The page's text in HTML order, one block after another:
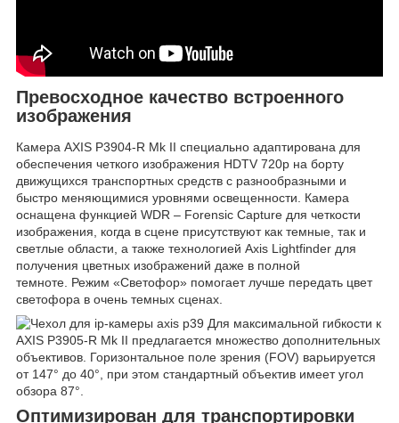
Превосходное качество встроенного
изображения
Камера AXIS P3904-R Mk II специально адаптирована для
обеспечения четкого изображения HDTV 720p на борту
движущихся транспортных средств с разнообразными и
быстро меняющимися уровнями освещенности. Камера
оснащена функцией WDR – Forensic Capture для четкости
изображения, когда в сцене присутствуют как темные, так и
светлые области, а также технологией Axis Lightfinder для
получения цветных изображений даже в полной
темноте. Режим «Светофор» помогает лучше передать цвет
светофора в очень темных сценах.
Для максимальной гибкости к
AXIS P3905-R Mk II предлагается множество дополнительных
объективов. Горизонтальное поле зрения (FOV) варьируется
от 147° до 40°, при этом стандартный объектив имеет угол
обзора 87°.
Оптимизирован для транспортировки